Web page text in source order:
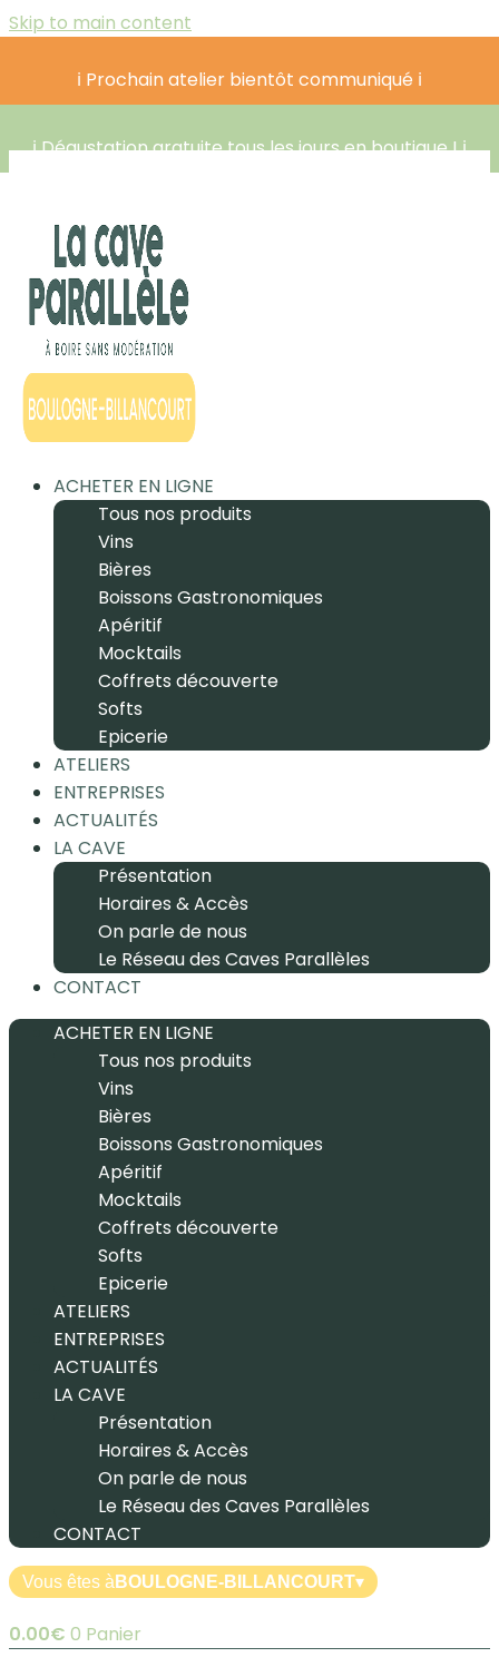
Skip to main content
ℹ️ Prochain atelier bientôt communiqué ℹ️
ℹ️ Dégustation gratuite tous les jours en boutique ! ℹ️
ACHETER EN LIGNE
Tous nos produits
Vins
Bières
Boissons Gastronomiques
Apéritif
Mocktails
Coffrets découverte
Softs
Epicerie
ATELIERS
ENTREPRISES
ACTUALITÉS
LA CAVE
Présentation
Horaires & Accès
On parle de nous
Le Réseau des Caves Parallèles
CONTACT
ACHETER EN LIGNE
Tous nos produits
Vins
Bières
Boissons Gastronomiques
Apéritif
Mocktails
Coffrets découverte
Softs
Epicerie
ATELIERS
ENTREPRISES
ACTUALITÉS
LA CAVE
Présentation
Horaires & Accès
On parle de nous
Le Réseau des Caves Parallèles
CONTACT
Vous êtes à BOULOGNE-BILLANCOURT▾
0.00€ 0 Panier